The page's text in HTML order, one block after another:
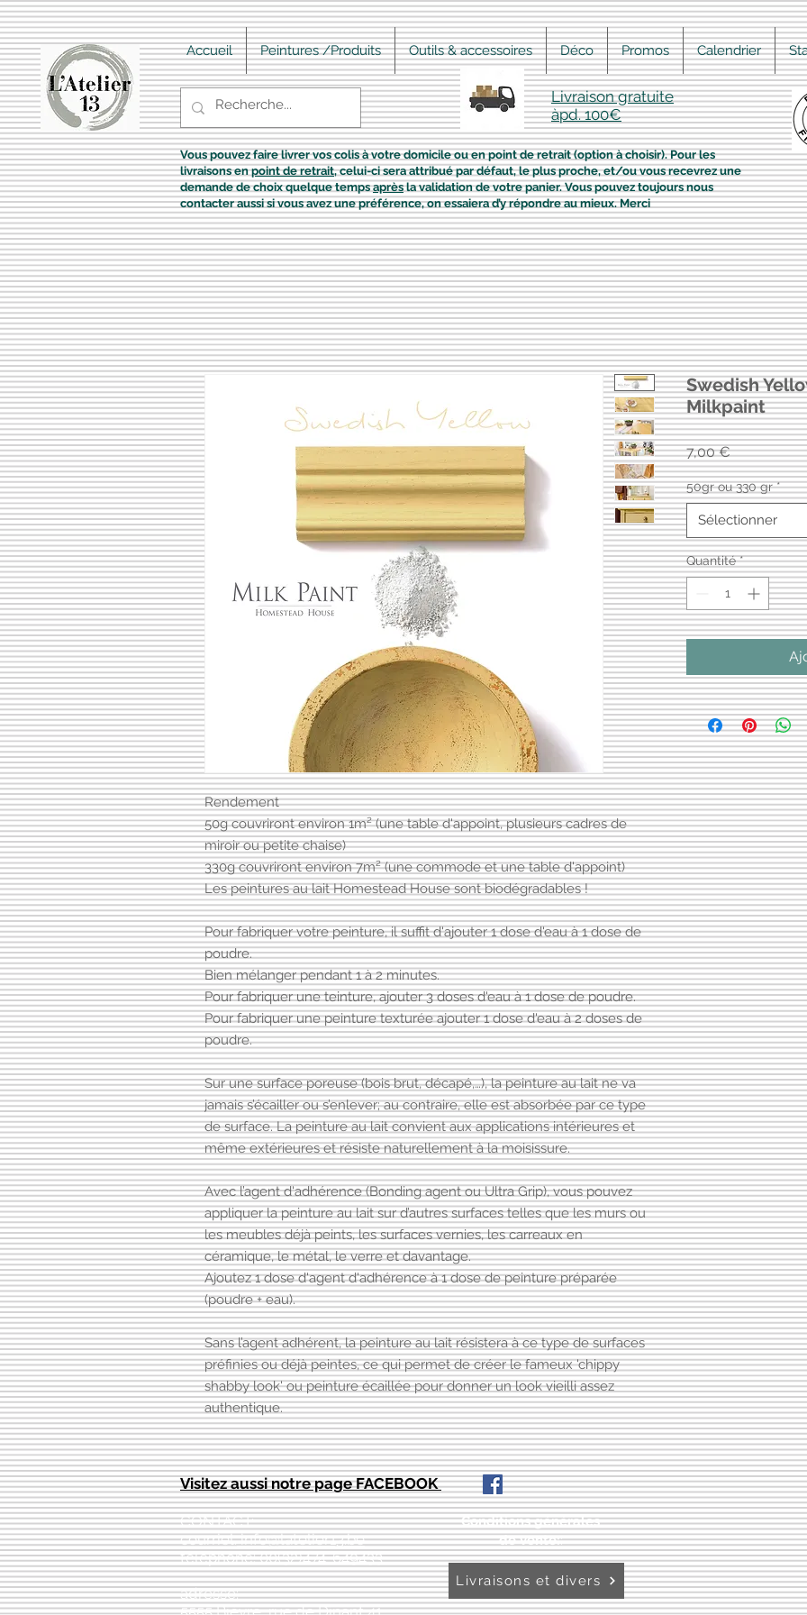
Accueil Peintures /Produits Outils & accessoires Déco Promos Calendrier
Livraison gratuite
àpd. 100€
Vous pouvez faire livrer vos colis à votre domicile ou en point de retrait (option à choisir). Pour les
livraisons enpoint de retrait, celui-ci sera attribué par défaut, le plus proche, et/ou vous recevrez une
demande de choix quelque tempsaprèsla validation de votre panier. Vous pouvez toujours nous
contacter aussi si vous avez une préférence, on essaiera d’y répondre au mieux. Merci
Rendement
50g couvriront environ 1m² (une table d'appoint, plusieurs cadres de
miroir ou petite chaise)
330g couvriront environ 7m² (une commode et une table d'appoint)
Les peintures au lait Homestead House sont biodégradables !
Pour fabriquer votre peinture, il suffit d'ajouter 1 dose d'eau à 1 dose de
poudre.
Bien mélanger pendant 1 à 2 minutes.
Pour fabriquer une teinture, ajouter 3 doses d'eau à 1 dose de poudre.
Pour fabriquer une peinture texturée ajouter 1 dose d'eau à 2 doses de
poudre.
Sur une surface poreuse (bois brut, décapé,…), la peinture au lait ne va
jamais s’écailler ou s’enlever; au contraire, elle est absorbée par ce type
de surface. La peinture au lait convient aux applications intérieures et
même extérieures et résiste naturellement à la moisissure.
Avec l’agent d'adhérence (Bonding agent ou Ultra Grip), vous pouvez
appliquer la peinture au lait sur d’autres surfaces telles que les murs ou
les meubles déjà peints, les surfaces vernies, les carreaux en
céramique, le métal, le verre et davantage.
Ajoutez 1 dose d'agent d'adhérence à 1 dose de peinture préparée
(poudre + eau).
Sans l’agent adhérent, la peinture au lait résistera à ce type de surfaces
préfinies ou déjà peintes, ce qui permet de créer le fameux 'chippy
shabby look' ou peinture écaillée pour donner un look vieilli assez
authentique.
Swedish
Milkpaint
7,00 €Prix
50gr ou 330 gr *
Sélectionner
Quantité *
Visitez aussi notre page FACEBOOK
CONTACT:
courriel:info@latelier13.be
téléphone: 00(32)474-649433
adresse:
Conditions générales
de vente::
Livraisons et divers